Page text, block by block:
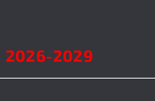
2026-2029